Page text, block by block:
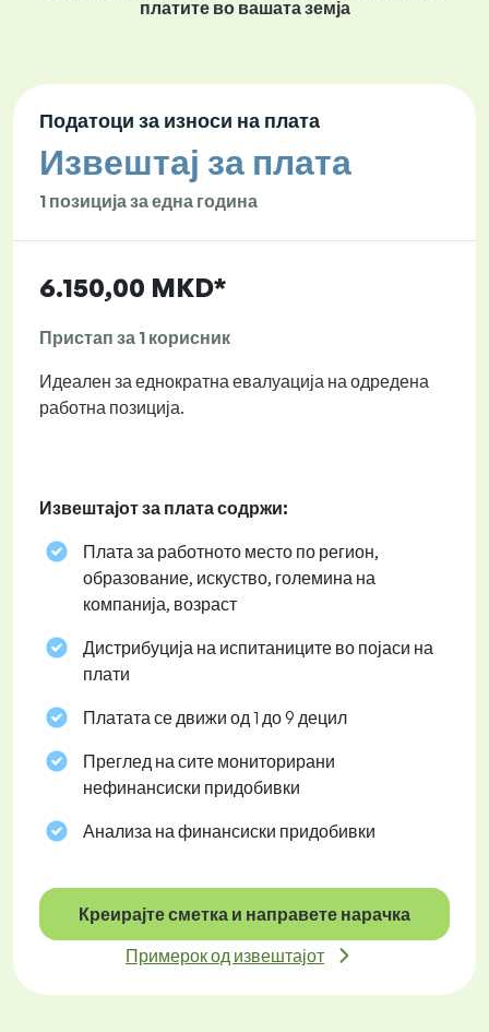
платите во вашата земја
Податоци за износи на плата
Извештај за плата
1 позиција за една година
6.150,00 MKD*
Пристап за 1 корисник
Идеален за еднократна евалуација на одредена
работна позиција.
Извештајот за плата содржи:
Плата за работното место по регион,
образование, искуство, големина на
компанија, возраст
Дистрибуција на испитаниците во појаси на
плати
Платата се движи од 1 до 9 децил
Преглед на сите мониторирани
нефинансиски придобивки
Анализа на финансиски придобивки
Креирајте сметка и направете нарачка
Примерок од извештајот